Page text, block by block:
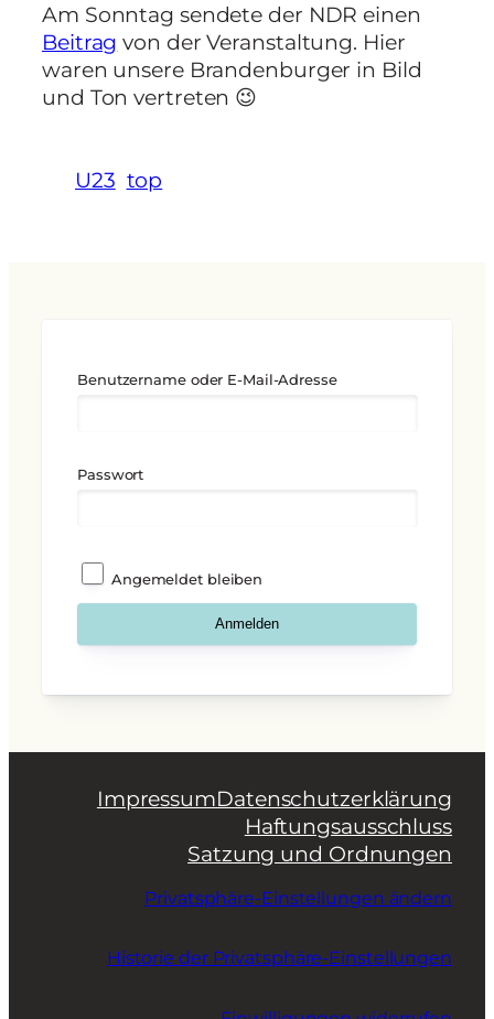
Am Sonntag sendete der NDR einen
Beitrag von der Veranstaltung. Hier
waren unsere Brandenburger in Bild
und Ton vertreten 😉
U23 top
Benutzername oder E-Mail-Adresse
Passwort
Angemeldet bleiben
ImpressumDatenschutzerklärung
Haftungsausschluss
Satzung und Ordnungen
Privatsphäre-Einstellungen ändern
Historie der Privatsphäre-Einstellungen